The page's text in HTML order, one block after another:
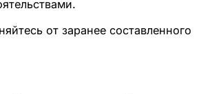
от заранее составленного